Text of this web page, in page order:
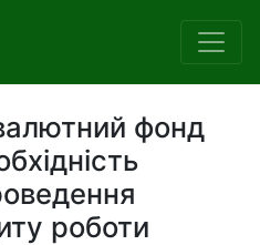
фонд
роботи